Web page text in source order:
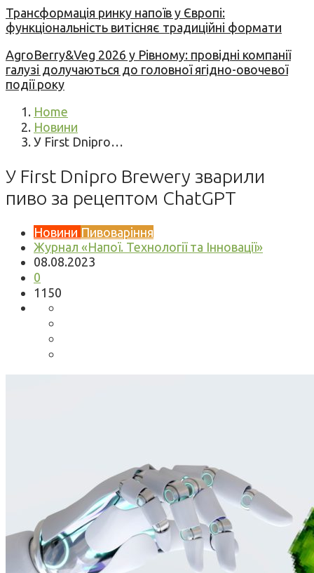
Трансформація ринку напоїв у Європі:
функціональність витісняє традиційні формати
AgroBerry&Veg 2026 у Рівному: провідні компанії
галузі долучаються до головної ягідно-овочевої
події року
Home
Новини
У First Dnipro…
У First Dnipro Brewery зварили
пиво за рецептом ChatGPT
Новини Пивоваріння
Журнал «Напої. Технології та Інновації»
08.08.2023
0
1150